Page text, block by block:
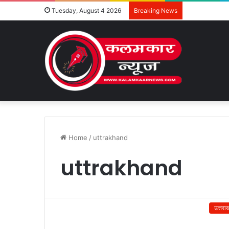
Tuesday, August 4 2026 Breaking News
Home / uttrakhand
uttrakhand